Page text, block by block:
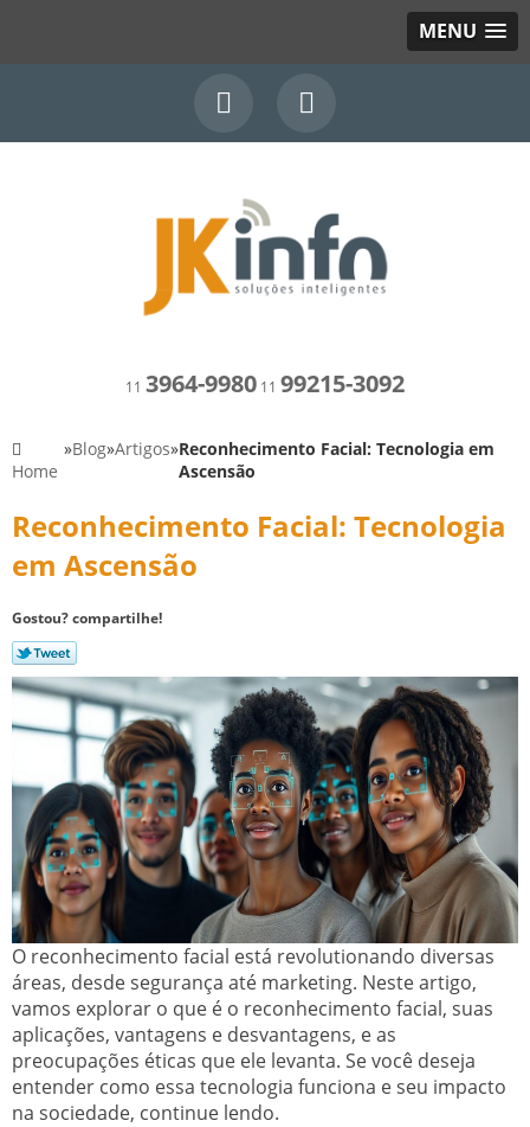
MENU
11 3964-9980 11 99215-3092
Home
»Blog»Artigos»Reconhecimento Facial: Tecnologia em
Ascensão
Reconhecimento Facial: Tecnologia
em Ascensão
Gostou? compartilhe!
O reconhecimento facial está revolutionando diversas
áreas, desde segurança até marketing. Neste artigo,
vamos explorar o que é o reconhecimento facial, suas
aplicações, vantagens e desvantagens, e as
preocupações éticas que ele levanta. Se você deseja
entender como essa tecnologia funciona e seu impacto
na sociedade, continue lendo.